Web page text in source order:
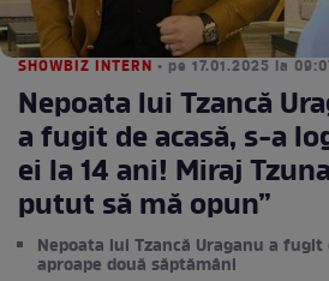
SHOWBIZ INTERN • pe 17.01.2025 la
Nepoata lui Tzancă
a fugit de acasă, s-a
ei la 14 ani! Miraj
putut să mă opun”
Nepoata lui Tzancă Uraganu a
aproape două săptămâni